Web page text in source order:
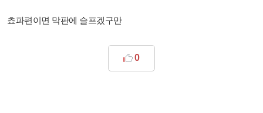
쵸파편이면 막판에 슬프겠구만
0